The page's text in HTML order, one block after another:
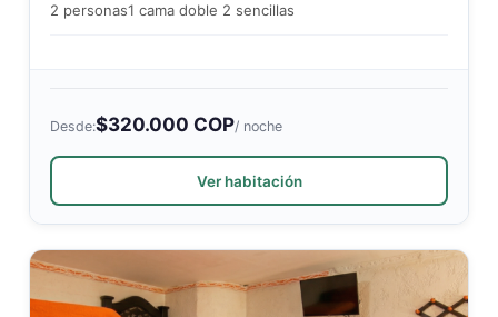
2 personas1 cama doble 2 sencillas
Desde:$320.000 COP/ noche
Ver habitación